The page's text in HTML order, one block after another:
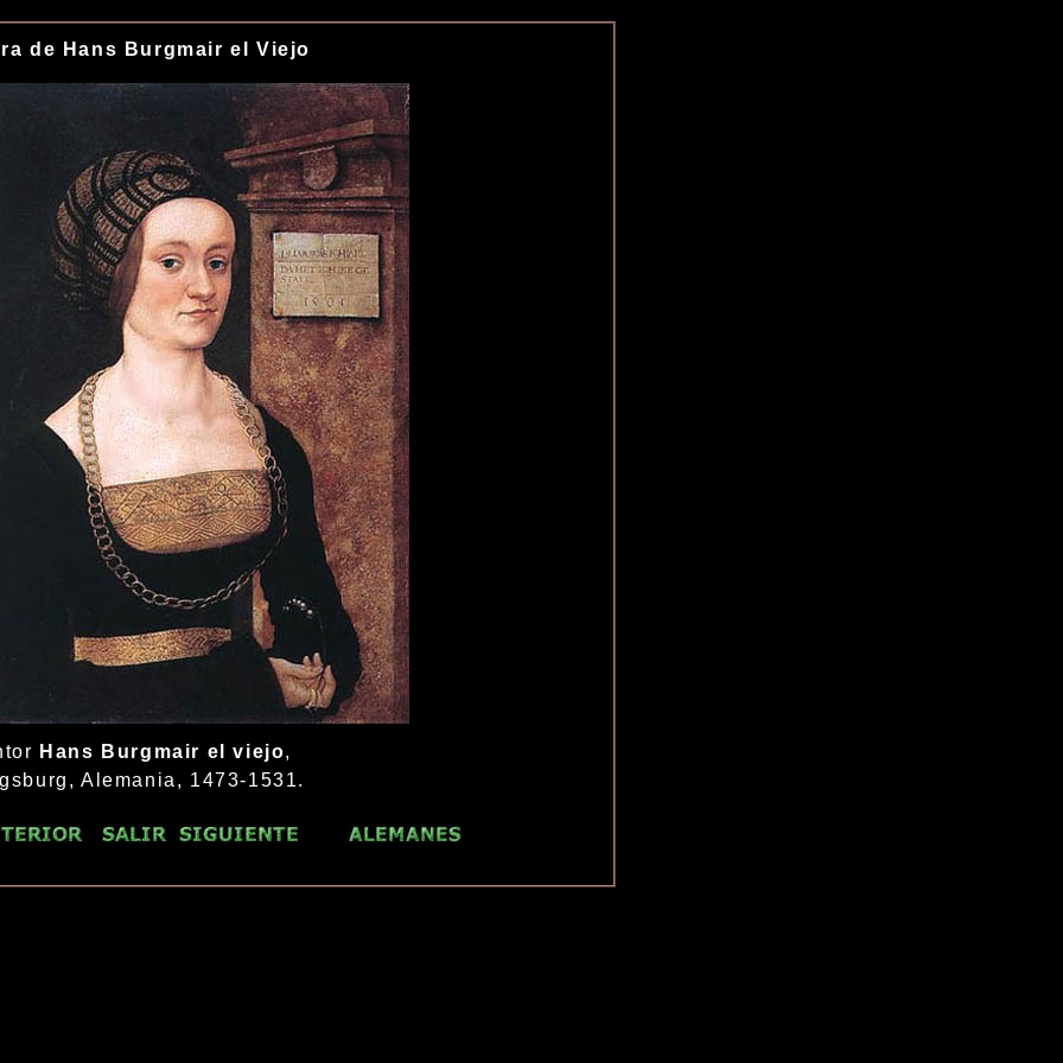
de Hans Burgmair el Viejo
Hans Burgmair el viejo,
Alemania, 1473-1531.